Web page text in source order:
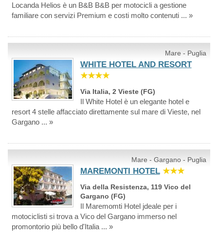
Locanda Helios è un B&B B&B per motocicli a gestione
familiare con servizi Premium e costi molto contenuti ... »
Mare - Puglia
WHITE HOTEL AND RESORT
★★★★
Via Italia, 2 Vieste (FG)
Il White Hotel è un elegante hotel e
resort 4 stelle affacciato direttamente sul mare di Vieste, nel
Gargano ... »
Mare - Gargano - Puglia
MAREMONTI HOTEL ★★★
Via della Resistenza, 119 Vico del
Gargano (FG)
Il Maremomti Hotel jdeale per i
motociclisti si trova a Vico del Gargano immerso nel
promontorio più bello d'Italia ... »